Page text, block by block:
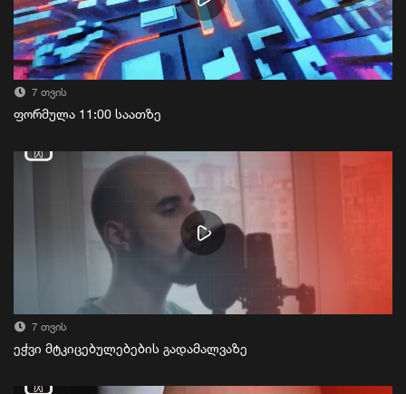
7 თვის
ფორმულა 11:00 საათზე
7 თვის
ეჭვი მტკიცებულებების გადამალვაზე